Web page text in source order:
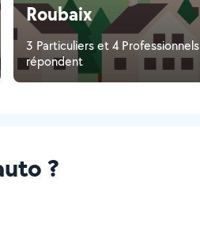
Roubaix
3 Particuliers et 4 Professionnels
répondent
?